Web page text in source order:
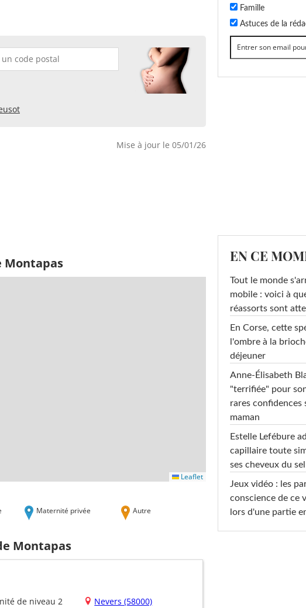
Mise à jour le 05/01/26
Montapas
Leaflet
Maternité privée Autre
Montapas
de niveau 2 Nevers (58000)
Famille
Astuces de la
EN CE
Tout le monde
mobile : voici à
réassorts sont
En Corse, cette
l'ombre à la
déjeuner
Anne-Élisabeth
"terrifiée" pour
rares confidences
maman
Estelle Lefébure
capillaire toute
ses cheveux du
Jeux vidéo : les
conscience de ce
lors d'une partie